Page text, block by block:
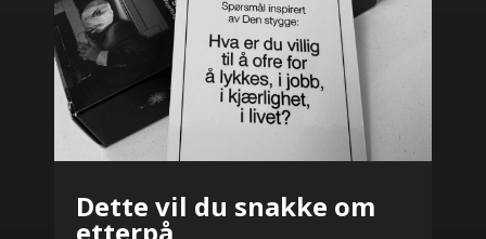
Dette vil du snakke om